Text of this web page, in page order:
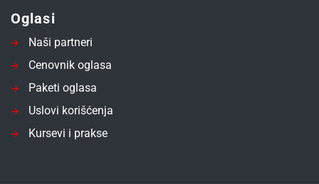
Oglasi
Naši partneri
Cenovnik oglasa
Paketi oglasa
Uslovi korišćenja
Kursevi i prakse